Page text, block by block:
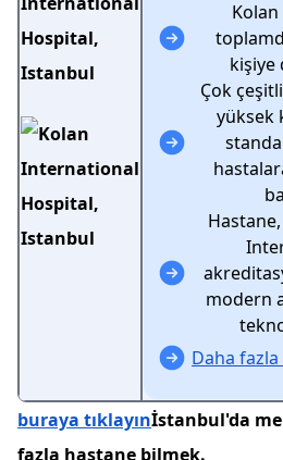
Hospital,
Istanbul
kişiye
Çok
yüksek
modern
Daha
buraya tıklayınİstanbul'da
fazla hastane bilmek.